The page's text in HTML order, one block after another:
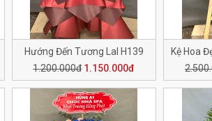
Hướng Đến Tương LaI H139
1.200.000đ 1.150.000đ